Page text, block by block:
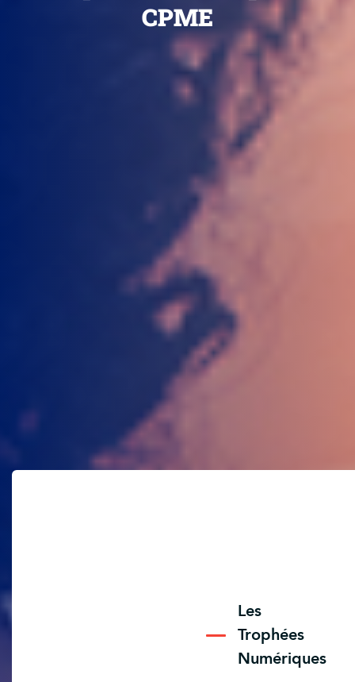
CPME
Les
Trophées
Numériques